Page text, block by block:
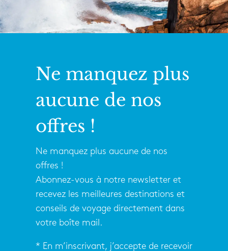
Ne manquez plus
aucune de nos
offres !
Ne manquez plus aucune de nos
offres !
Abonnez-vous à notre newsletter et
recevez les meilleures destinations et
conseils de voyage directement dans
votre boîte mail.
* En m’inscrivant, j’accepte de recevoir